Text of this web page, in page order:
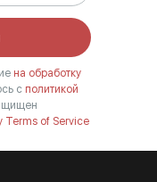
на обработку
с политикой
Terms of Service